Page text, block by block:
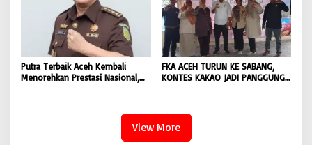
Putra Terbaik Aceh Kembali
Menorehkan Prestasi Nasional,
FKA ACEH TURUN KE SABANG,
KONTES KAKAO JADI PANGGUNG
View More